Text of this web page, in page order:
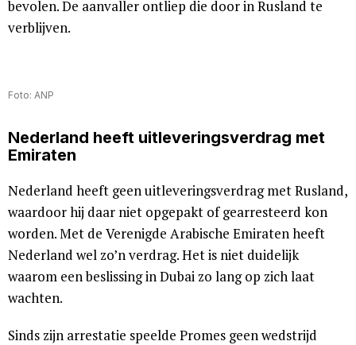
bevolen. De aanvaller ontliep die door in Rusland te
verblijven.
Foto: ANP
Nederland heeft uitleveringsverdrag met
Emiraten
Nederland heeft geen uitleveringsverdrag met Rusland,
waardoor hij daar niet opgepakt of gearresteerd kon
worden. Met de Verenigde Arabische Emiraten heeft
Nederland wel zo’n verdrag. Het is niet duidelijk
waarom een beslissing in Dubai zo lang op zich laat
wachten.
Sinds zijn arrestatie speelde Promes geen wedstrijd